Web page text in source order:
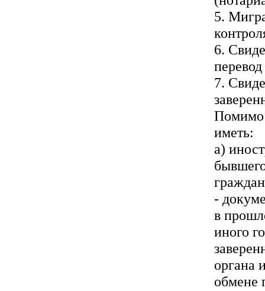
5.
6.
7.
Помимо
иметь:
а)
-
в
иного
органа
обмене